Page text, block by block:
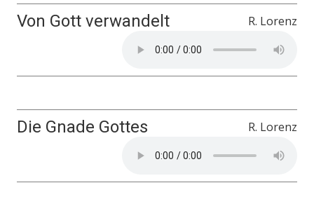
Von Gott verwandelt R. Lorenz
Die Gnade Gottes R. Lorenz